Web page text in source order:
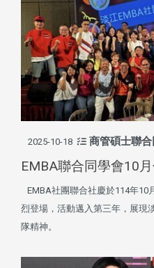
2025-10-18 商管碩士聯
EMBA聯合同學會10
EMBA社團聯合社慶於114年10
烈登場，活動邁入第三年，展現
隊精神。